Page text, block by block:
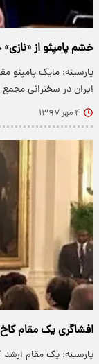
خشم پامپئو از
پارسینه: مایک پامپئو
ایران در سخنرانی
۴ مهر ۱۳۹۷
افشاگری یک مقام
پارسینه: یک مقام ارشد